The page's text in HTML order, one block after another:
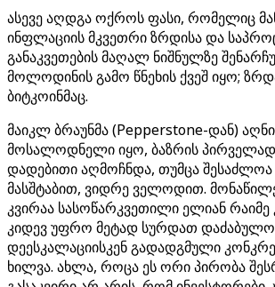
ასევე აღდგა ოქროს ფასი, რომელიც
ინფლაციის მკვეთრი ზრდისა და
განაკვეთების მაღალ ნიშნულზე
მოლოდინის გამო წნეხის ქვეშ იყო;
ბიტკოინმაც.
მაიკლ ბრაუნმა (Pepperstone-დან)
მოსალოდნელი იყო, ბაზრის
დადებითი აღმოჩნდა, თუმცა შესაძლოა
მასშტაბით, ვიდრე ველოდით.
კვირაა სასოწარკვეთილი ელიან რაიმე
კიდევ უფრო მეტად სურდათ
დეესკალაციისკენ გადადგმული
ხილვა. ახლა, როცა ეს ორი პირობა